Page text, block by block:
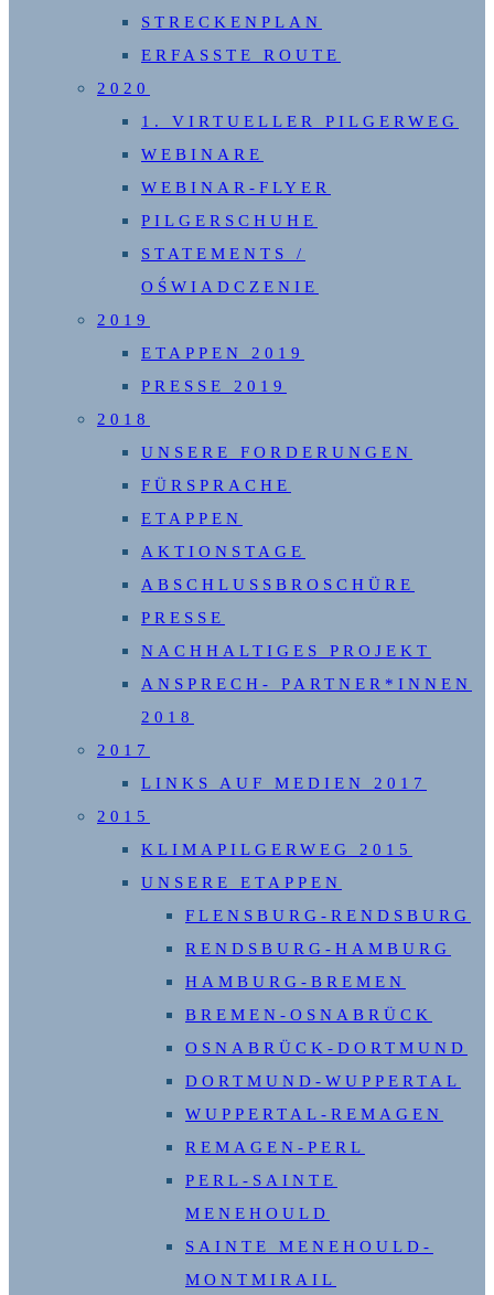
STRECKENPLAN
ERFASSTE ROUTE
2020
1. VIRTUELLER PILGERWEG
WEBINARE
WEBINAR-FLYER
PILGERSCHUHE
STATEMENTS /
OŚWIADCZENIE
2019
ETAPPEN 2019
PRESSE 2019
2018
UNSERE FORDERUNGEN
FÜRSPRACHE
ETAPPEN
AKTIONSTAGE
ABSCHLUSSBROSCHÜRE
PRESSE
NACHHALTIGES PROJEKT
ANSPRECH- PARTNER*INNEN
2018
2017
LINKS AUF MEDIEN 2017
2015
KLIMAPILGERWEG 2015
UNSERE ETAPPEN
FLENSBURG-RENDSBURG
RENDSBURG-HAMBURG
HAMBURG-BREMEN
BREMEN-OSNABRÜCK
OSNABRÜCK-DORTMUND
DORTMUND-WUPPERTAL
WUPPERTAL-REMAGEN
REMAGEN-PERL
PERL-SAINTE
MENEHOULD
SAINTE MENEHOULD-
MONTMIRAIL